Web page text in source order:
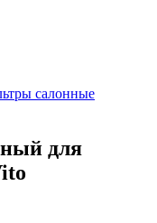
салонные
для